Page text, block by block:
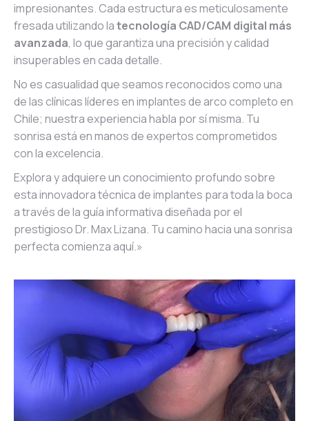
impresionantes. Cada estructura es meticulosamente
fresada utilizando latecnología CAD/CAM digital más
avanzada, lo que garantiza una precisión y calidad
insuperables en cada detalle.
No es casualidad que seamos reconocidos como una
de las clínicas líderes en implantes de arco completo en
Chile; nuestra experiencia habla por sí misma. Tu
sonrisa está en manos de expertos comprometidos
con la excelencia.
Explora y adquiere un conocimiento profundo sobre
esta innovadora técnica de implantes para toda la boca
a través de la guía informativa diseñada por el
prestigioso Dr. Max Lizana. Tu camino hacia una sonrisa
perfecta comienza aquí.»